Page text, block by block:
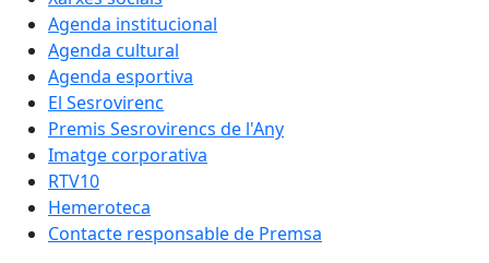
Agenda institucional
Agenda cultural
Agenda esportiva
El Sesrovirenc
Premis Sesrovirencs de l'Any
Imatge corporativa
RTV10
Hemeroteca
Contacte responsable de Premsa